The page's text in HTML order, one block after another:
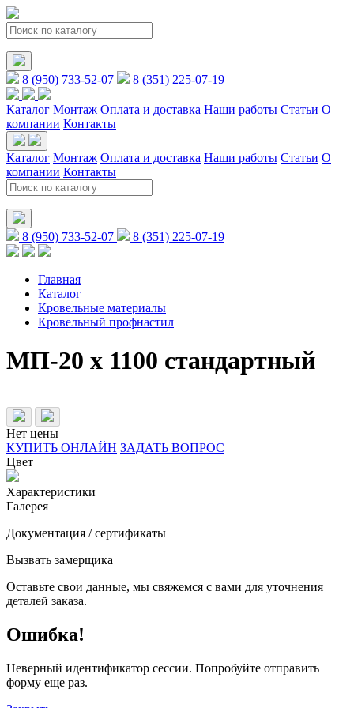
8 (950) 733-52-07 8 (351) 225-07-19
Каталог Монтаж Оплата и доставка Наши работы Статьи О
компании Контакты
Каталог Монтаж Оплата и доставка Наши работы Статьи О
компании Контакты
8 (950) 733-52-07 8 (351) 225-07-19
Главная
Каталог
Кровельные материалы
Кровельный профнастил
МП-20 х 1100 стандартный
Нет цены
КУПИТЬ ОНЛАЙН ЗАДАТЬ ВОПРОС
Цвет
Характеристики
Галерея
Документация / сертификаты
Вызвать замерщика
Оставьте свои данные, мы свяжемся с вами для уточнения
деталей заказа.
Ошибка!
Неверный идентификатор сессии. Попробуйте отправить
форму еще раз.